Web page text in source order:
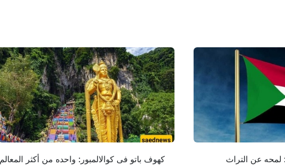
لمحه عن التراث
کهوف باتو فی کوالالمبور: واحده من أکثر المعالم